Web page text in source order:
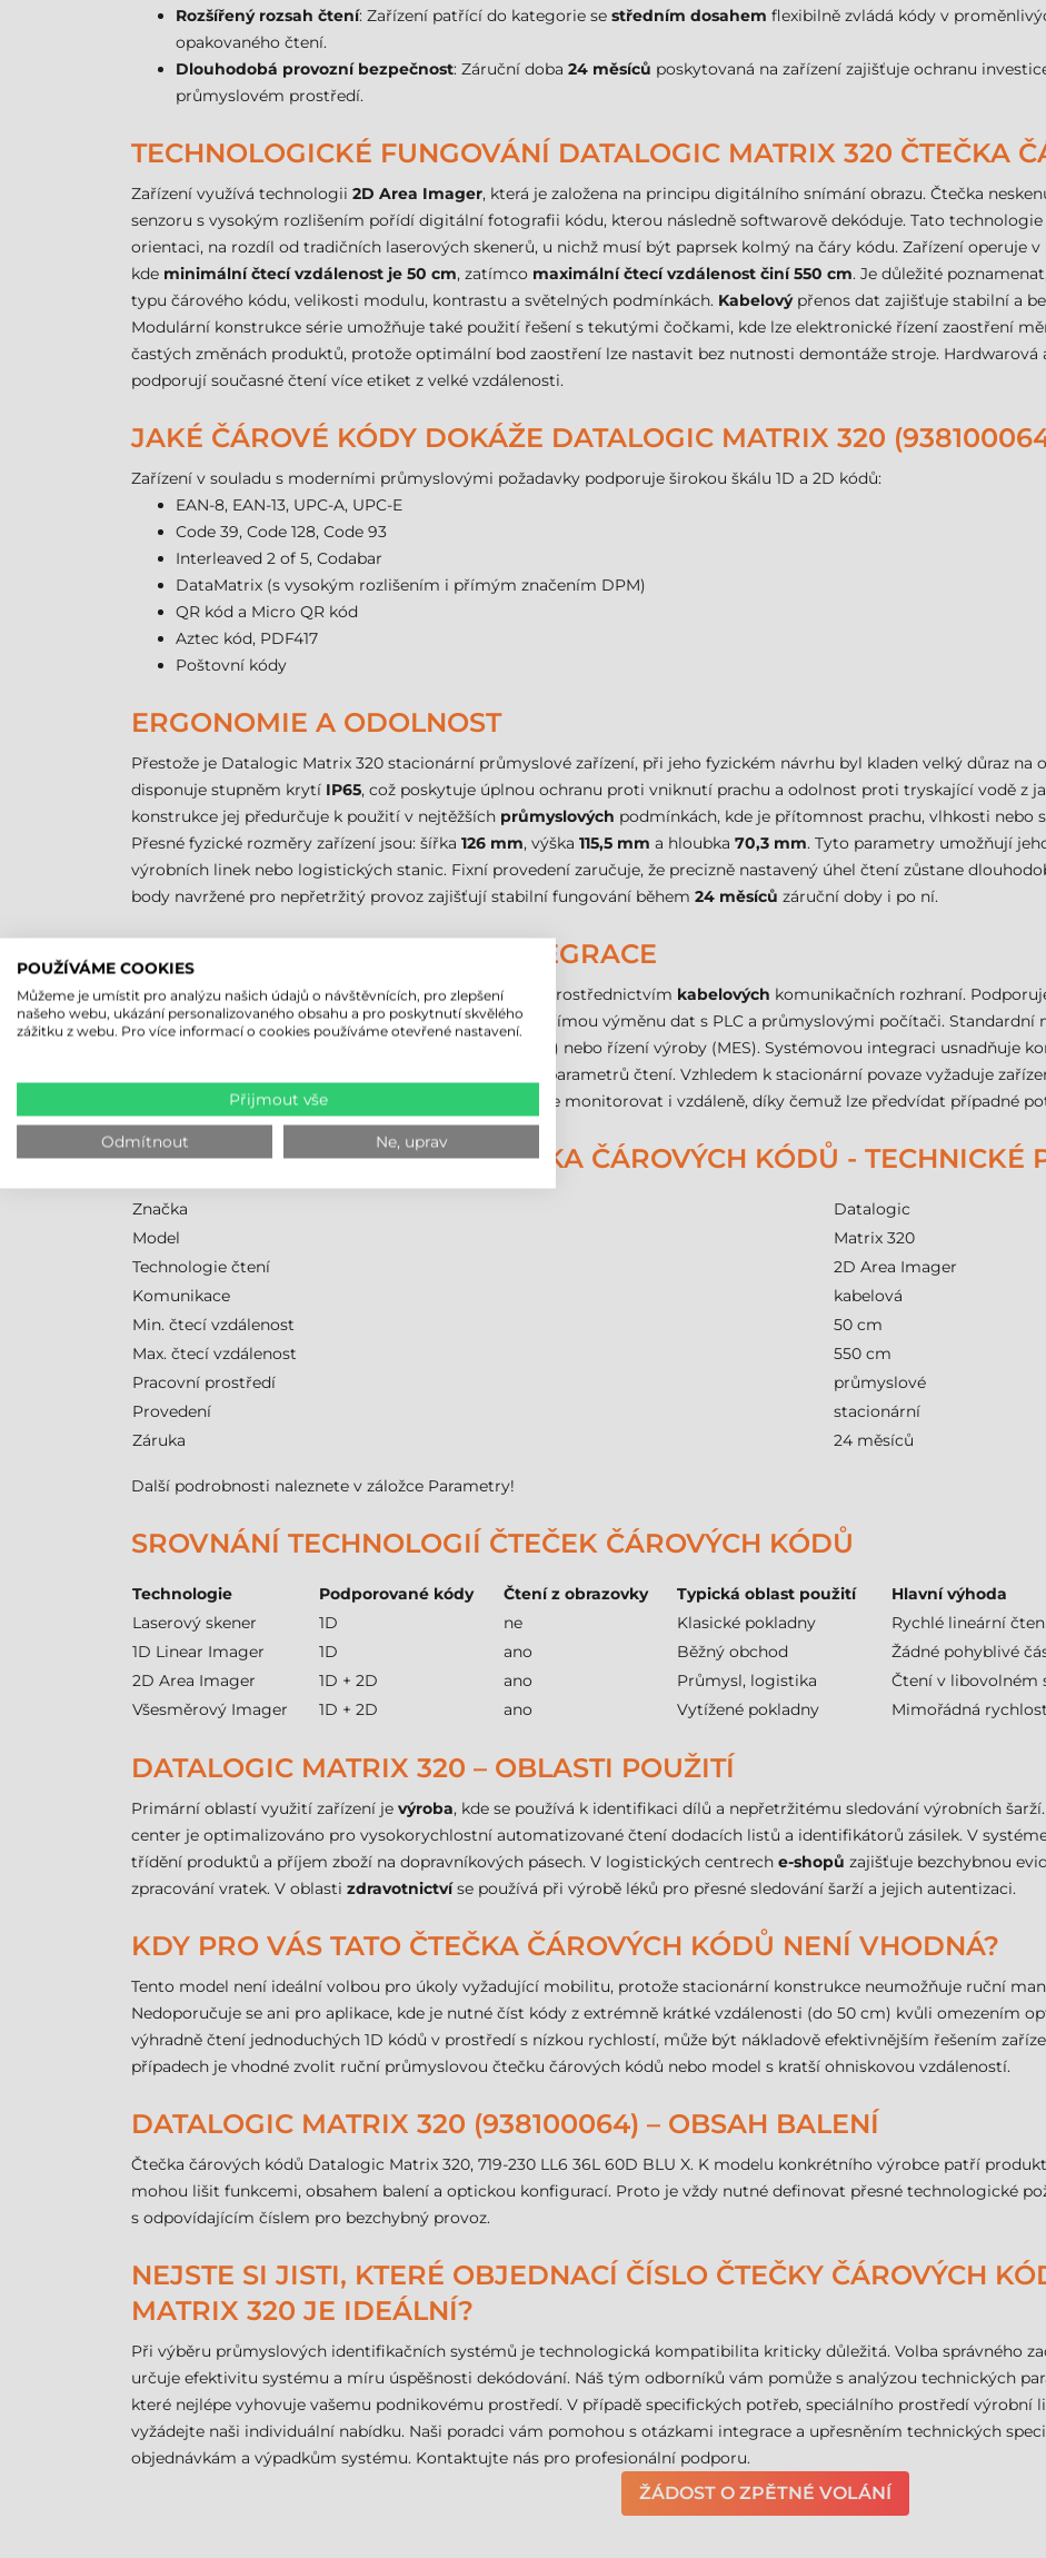
Rozšířený rozsah čtení: Zařízení patřící do kategorie se středním dosahem flexibilně zvládá kódy v
opakovaného čtení.
Dlouhodobá provozní bezpečnost: Záruční doba 24 měsíců poskytovaná na zařízení zajišťuje ochranu
průmyslovém prostředí.
TECHNOLOGICKÉ FUNGOVÁNÍ DATALOGIC MATRIX 320 ČTEČKA
Zařízení využívá technologii 2D Area Imager, která je založena na principu digitálního snímání obrazu. Čtečka
senzoru s vysokým rozlišením pořídí digitální fotografii kódu, kterou následně softwarově dekóduje. Tato
orientaci, na rozdíl od tradičních laserových skenerů, u nichž musí být paprsek kolmý na čáry kódu. Zařízení operuje v
kde minimální čtecí vzdálenost je 50 cm, zatímco maximální čtecí vzdálenost činí 550 cm. Je důležité
typu čárového kódu, velikosti modulu, kontrastu a světelných podmínkách. Kabelovýpřenos dat zajišťuje stabilní a
Modulární konstrukce série umožňuje také použití řešení s tekutými čočkami, kde lze elektronické řízení zaostření
častých změnách produktů, protože optimální bod zaostření lze nastavit bez nutnosti demontáže stroje. Hardwarová
podporují současné čtení více etiket z velké vzdálenosti.
JAKÉ ČÁROVÉ KÓDY DOKÁŽE DATALOGIC MATRIX 320
Zařízení v souladu s moderními průmyslovými požadavky podporuje širokou škálu 1D a 2D kódů:
EAN-8, EAN-13, UPC-A, UPC-E
Code 39, Code 128, Code 93
Interleaved 2 of 5, Codabar
DataMatrix (s vysokým rozlišením i přímým značením DPM)
QR kód a Micro QR kód
Aztec kód, PDF417
Poštovní kódy
ERGONOMIE A ODOLNOST
Přestože je Datalogic Matrix 320 stacionární průmyslové zařízení, při jeho fyzickém návrhu byl kladen velký důraz na
disponuje stupněm krytí IP65, což poskytuje úplnou ochranu proti vniknutí prachu a odolnost proti tryskající vodě z
konstrukce jej předurčuje k použití v nejtěžších průmyslových podmínkách, kde je přítomnost prachu, vlhkosti nebo
Přesné fyzické rozměry zařízení jsou: šířka 126 mm, výška 115,5 mm a hloubka 70,3 mm. Tyto parametry umožňují
výrobních linek nebo logistických stanic. Fixní provedení zaručuje, že precizně nastavený úhel čtení zůstane
body navržené pro nepřetržitý provoz zajišťují stabilní fungování během 24 měsíců záruční doby i po ní.
PŘIPOJENÍ A SYSTÉMOVÁ INTEGRACE
Tento model lze integrovat do podnikových systémů prostřednictvím kabelových komunikačních rozhraní.
(Profinet, EtherNet/IP, Modbus TCP), které umožňují přímou výměnu dat s PLC a průmyslovými počítači. Standardní
dostanou bez prodlení do systémů řízení skladu (WMS) nebo řízení výroby (MES). Systémovou integraci usnadňuje
který v grafickém rozhraní umožňuje jemné doladění parametrů čtení. Vzhledem k stacionární povaze vyžaduje
což garantuje dostupnost 24/7. Diagnostické funkce lze monitorovat i vzdáleně, díky čemuž lze předvídat případné
DATALOGIC MATRIX 320 ČTEČKA ČÁROVÝCH KÓDŮ - TECHNICKÉ
Značka
Datalogic
Model
Matrix 320
Technologie čtení
2D Area Imager
Komunikace
kabelová
Min. čtecí vzdálenost
50 cm
Max. čtecí vzdálenost
550 cm
Pracovní prostředí
průmyslové
Provedení
stacionární
Záruka
24 měsíců
Další podrobnosti naleznete v záložce Parametry!
SROVNÁNÍ TECHNOLOGIÍ ČTEČEK ČÁROVÝCH KÓDŮ
Technologie Podporované kódy Čtení z obrazovky Typická oblast použití Hlavní výhoda
Laserový skener
1D ne Klasické pokladny Rychlé lineární
1D Linear Imager
1D ano Běžný obchod Žádné pohyblivé
2D Area Imager
1D + 2D ano Průmysl, logistika Čtení v libovolném
Všesměrový Imager
1D + 2D ano Vytížené pokladny Mimořádná rychlost
DATALOGIC MATRIX 320 – OBLASTI POUŽITÍ
Primární oblastí využití zařízení je výroba, kde se používá k identifikaci dílů a nepřetržitému sledování výrobních
center je optimalizováno pro vysokorychlostní automatizované čtení dodacích listů a identifikátorů zásilek. V
třídění produktů a příjem zboží na dopravníkových pásech. V logistických centrech e-shopů zajišťuje bezchybnou
zpracování vratek. V oblasti zdravotnictvíse používá při výrobě léků pro přesné sledování šarží a jejich autentizaci.
KDY PRO VÁS TATO ČTEČKA ČÁROVÝCH KÓDŮ NENÍ VHODNÁ?
Tento model není ideální volbou pro úkoly vyžadující mobilitu, protože stacionární konstrukce neumožňuje ruční
Nedoporučuje se ani pro aplikace, kde je nutné číst kódy z extrémně krátké vzdálenosti (do 50 cm) kvůli omezením
výhradně čtení jednoduchých 1D kódů v prostředí s nízkou rychlostí, může být nákladově efektivnějším řešením
případech je vhodné zvolit ruční průmyslovou čtečku čárových kódů nebo model s kratší ohniskovou vzdáleností.
DATALOGIC MATRIX 320 (938100064) – OBSAH BALENÍ
Čtečka čárových kódů Datalogic Matrix 320, 719-230 LL6 36L 60D BLU X. K modelu konkrétního výrobce patří
mohou lišit funkcemi, obsahem balení a optickou konfigurací. Proto je vždy nutné definovat přesné technologické
s odpovídajícím číslem pro bezchybný provoz.
NEJSTE SI JISTI, KTERÉ OBJEDNACÍ ČÍSLO ČTEČKY ČÁROVÝCH
MATRIX 320 JE IDEÁLNÍ?
Při výběru průmyslových identifikačních systémů je technologická kompatibilita kriticky důležitá. Volba správného
určuje efektivitu systému a míru úspěšnosti dekódování. Náš tým odborníků vám pomůže s analýzou technických
které nejlépe vyhovuje vašemu podnikovému prostředí. V případě specifických potřeb, speciálního prostředí výrobní
vyžádejte naši individuální nabídku. Naši poradci vám pomohou s otázkami integrace a upřesněním technických
objednávkám a výpadkům systému. Kontaktujte nás pro profesionální podporu.
ŽÁDOST O ZPĚTNÉ VOLÁNÍ
POUŽÍVÁME COOKIES
Můžeme je umístit pro analýzu našich údajů o návštěvnících, pro zlepšení
našeho webu, ukázání personalizovaného obsahu a pro poskytnutí skvělého
zážitku z webu. Pro více informací o cookies používáme otevřené nastavení.
Přijmout vše
Odmítnout Ne, uprav